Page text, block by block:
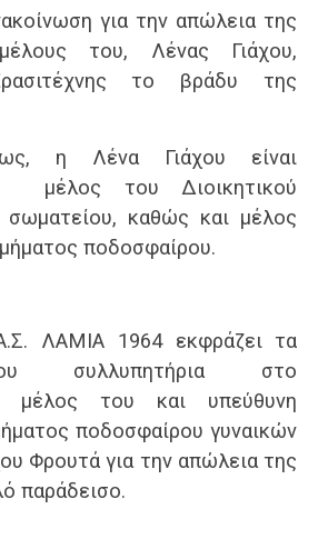
για την απώλεια της
του, Λένας Γιάχου,
το βράδυ της
η Λένα Γιάχου είναι
μέλος του Διοικητικού
σωματείου, καθώς και μέλος
ποδοσφαίρου.
ΛΑΜΙΑ 1964 εκφράζει τα
συλλυπητήρια στο
μέλος του και υπεύθυνη
ποδοσφαίρου γυναικών
Φρουτά για την απώλεια της
παράδεισο.